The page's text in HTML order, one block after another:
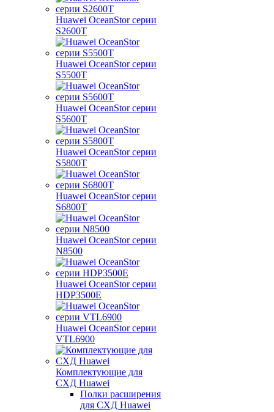
Huawei OceanStor серии
S2600T
Huawei OceanStor серии
S5500T
Huawei OceanStor серии
S5600T
Huawei OceanStor серии
S5800T
Huawei OceanStor серии
S6800T
Huawei OceanStor серии
N8500
Huawei OceanStor серии
HDP3500E
Huawei OceanStor серии
VTL6900
Комплектующие для
СХД Huawei
Полки расширения
для СХД Huawei